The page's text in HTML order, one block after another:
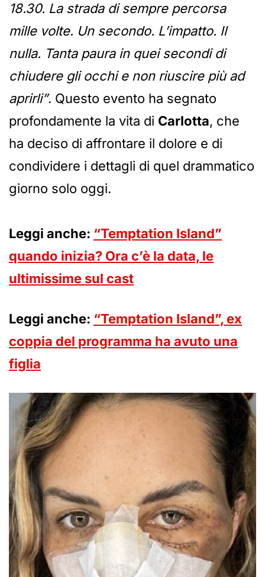
18.30. La strada di sempre percorsa
mille volte. Un secondo. L’impatto. Il
nulla. Tanta paura in quei secondi di
chiudere gli occhi e non riuscire più ad
aprirli”. Questo evento ha segnato
profondamente la vita di Carlotta, che
ha deciso di affrontare il dolore e di
condividere i dettagli di quel drammatico
giorno solo oggi.
Leggi anche: “Temptation Island”
quando inizia? Ora c’è la data, le
ultimissime sul cast
Leggi anche: “Temptation Island”, ex
coppia del programma ha avuto una
figlia